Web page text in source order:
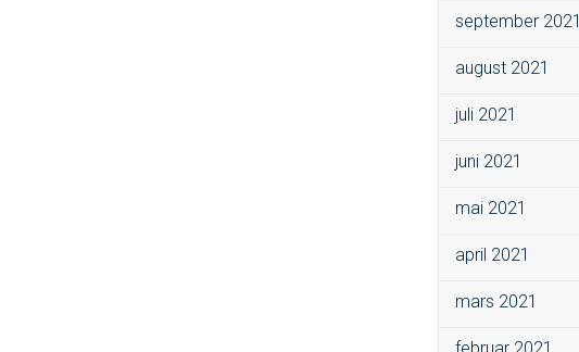
september 2021
august 2021
juli 2021
juni 2021
mai 2021
april 2021
mars 2021